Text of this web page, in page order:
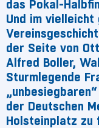
das Pokal-
Und im
der Seite von
Alfred Boller,
Sturmlegende
der Deutschen
Holsteinplatz zu